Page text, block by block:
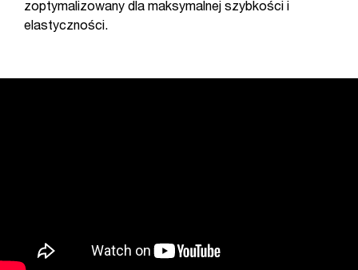
zoptymalizowany dla maksymalnej szybkości i
elastyczności.